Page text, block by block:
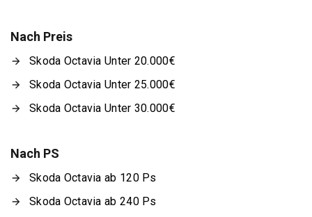
Nach Preis
Skoda Octavia Unter 20.000€
Skoda Octavia Unter 25.000€
Skoda Octavia Unter 30.000€
Nach PS
Skoda Octavia ab 120 Ps
Skoda Octavia ab 240 Ps